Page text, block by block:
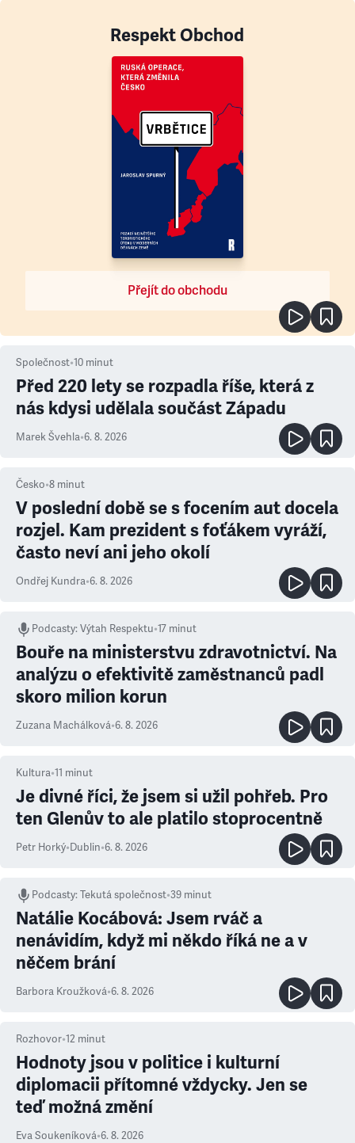
Respekt Obchod
Přejít do obchodu
Společnost•10 minut
Před 220 lety se rozpadla říše, která z
nás kdysi udělala součást Západu
Marek Švehla•6. 8. 2026
Česko•8 minut
V poslední době se s focením aut docela
rozjel. Kam prezident s foťákem vyráží,
často neví ani jeho okolí
Ondřej Kundra•6. 8. 2026
Podcasty:Výtah Respektu•17 minut
Bouře na ministerstvu zdravotnictví. Na
analýzu o efektivitě zaměstnanců padl
skoro milion korun
Zuzana Machálková•6. 8. 2026
Kultura•11 minut
Je divné říci, že jsem si užil pohřeb. Pro
ten Glenův to ale platilo stoprocentně
Petr Horký•Dublin•6. 8. 2026
Podcasty:Tekutá společnost•39 minut
Natálie Kocábová: Jsem rváč a
nenávidím, když mi někdo říká ne a v
něčem brání
Barbora Kroužková•6. 8. 2026
Rozhovor•12 minut
Hodnoty jsou v politice i kulturní
diplomacii přítomné vždycky. Jen se
teď možná změní
Eva Soukeníková•6. 8. 2026